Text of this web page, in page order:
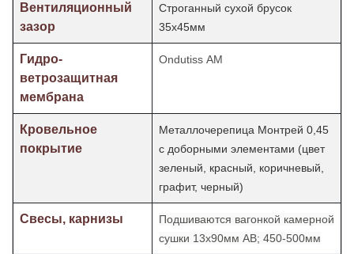
Вентиляционный
зазор
Строганный сухой брусок
35х45мм
Гидро-
ветрозащитная
мембрана
Ondutiss АМ
Кровельное
покрытие
Металлочерепица Монтрей 0,45
с доборными элементами (цвет
зеленый, красный, коричневый,
графит, черный)
Свесы, карнизы
Подшиваются вагонкой камерной
сушки 13х90мм АВ; 450-500мм